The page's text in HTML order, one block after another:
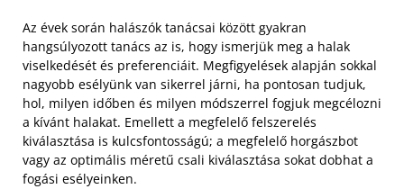
Az évek során halászók tanácsai között gyakran
hangsúlyozott tanács az is, hogy ismerjük meg a halak
viselkedését és preferenciáit. Megfigyelések alapján sokkal
nagyobb esélyünk van sikerrel járni, ha pontosan tudjuk,
hol, milyen időben és milyen módszerrel fogjuk megcélozni
a kívánt halakat. Emellett a megfelelő felszerelés
kiválasztása is kulcsfontosságú; a megfelelő horgászbot
vagy az optimális méretű csali kiválasztása sokat dobhat a
fogási esélyeinken.